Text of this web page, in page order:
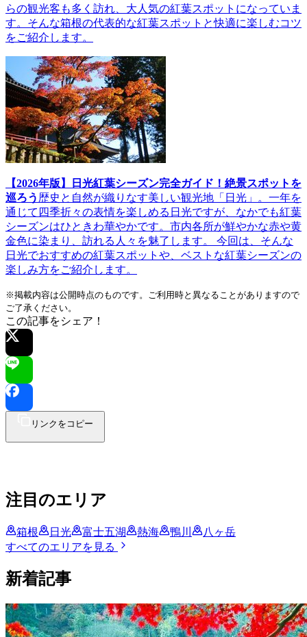
らの観光客も多く訪れ、大人気の紅葉スポットになっていま
す。そんな箱根の代表的な紅葉スポットと快適に楽しむコツ
をご紹介します。
【2026年版】日光紅葉シーズン完全ガイド！絶景スポットを
巡ろう 歴史と自然が織りなす美しい観光地「日光」。一年を
通じて四季折々の表情を楽しめる日光ですが、なかでも紅葉
シーズンはひときわ華やかです。市内各所が鮮やかな赤や黄
金色に染まり、訪れる人々を魅了します。 今回は、そんな
日光でおすすめの紅葉スポットや、ベストな紅葉シーズンの
楽しみ方をご紹介します。
※掲載内容は公開時点のものです。ご利用時と異なることがありますので
ご了承ください。
この記事をシェア！
リンクをコピー
注目のエリア
箱根 日光 富士五湖 熱海 鴨川
八ヶ岳
すべてのエリアを見る
新着記事